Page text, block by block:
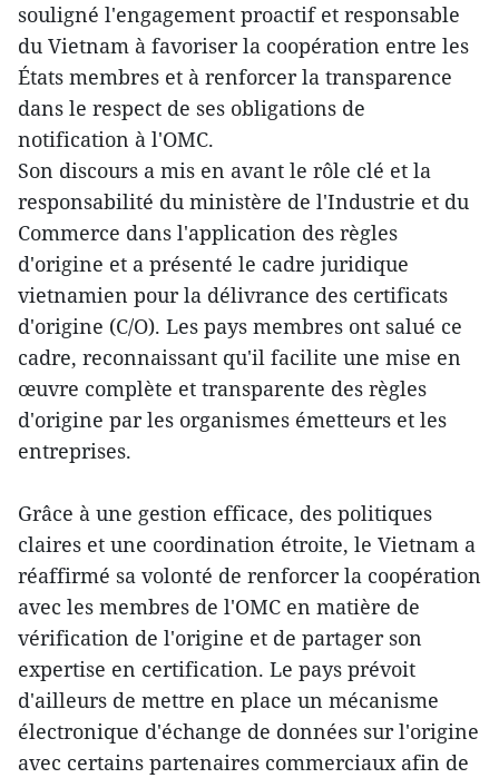
souligné l'engagement proactif et responsable
du Vietnam à favoriser la coopération entre les
États membres et à renforcer la transparence
dans le respect de ses obligations de
notification à l'OMC.
Son discours a mis en avant le rôle clé et la
responsabilité du ministère de l'Industrie et du
Commerce dans l'application des règles
d'origine et a présenté le cadre juridique
vietnamien pour la délivrance des certificats
d'origine (C/O). Les pays membres ont salué ce
cadre, reconnaissant qu'il facilite une mise en
œuvre complète et transparente des règles
d'origine par les organismes émetteurs et les
entreprises.
Grâce à une gestion efficace, des politiques
claires et une coordination étroite, le Vietnam a
réaffirmé sa volonté de renforcer la coopération
avec les membres de l'OMC en matière de
vérification de l'origine et de partager son
expertise en certification. Le pays prévoit
d'ailleurs de mettre en place un mécanisme
électronique d'échange de données sur l'origine
avec certains partenaires commerciaux afin de